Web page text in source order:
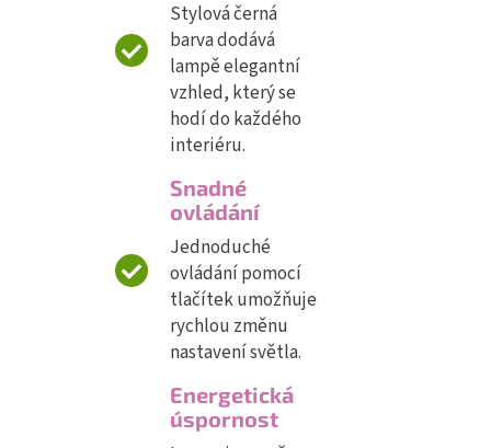
Stylová černá
barva dodává
lampě elegantní
vzhled, který se
hodí do každého
interiéru.
Snadné
ovládání
Jednoduché
ovládání pomocí
tlačítek umožňuje
rychlou změnu
nastavení světla.
Energetická
úspornost